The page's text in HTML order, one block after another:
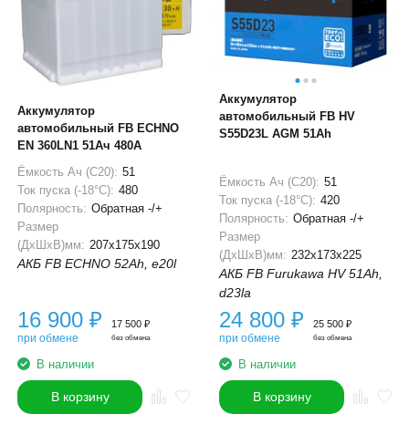
Аккумулятор
автомобильный FB ECHNO
EN 360LN1 51Ач 480А
Ёмкость Ач (С20): 51
Ток пуска (-18°С): 480
Полярность: Обратная -/+
Размер
(ДхШхВ)мм: 207x175x190
АКБ FB ECHNO 52Ah, e20l
16 900 ₽
при обмене
17 500 ₽
без обмена
В наличии
В корзину
Аккумулятор
автомобильный FB HV
S55D23L AGM 51Ah
Ёмкость Ач (С20): 51
Ток пуска (-18°С): 420
Полярность: Обратная -/+
Размер
(ДхШхВ)мм: 232x173x225
АКБ FB Furukawa HV 51Ah,
d23la
24 800 ₽
при обмене
25 500 ₽
без обмена
В наличии
В корзину